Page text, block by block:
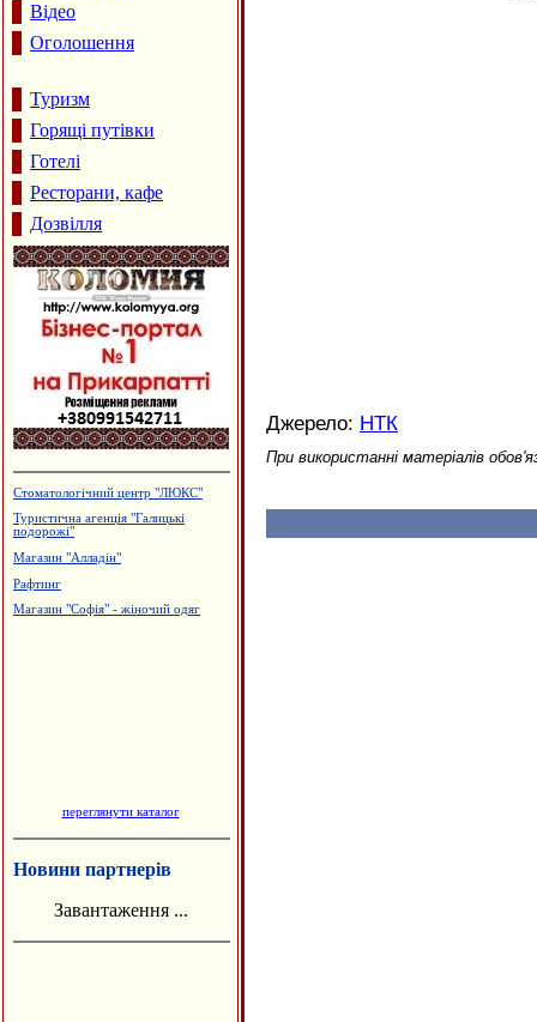
Відео
Оголошення
Туризм
Горящі путівки
Готелі
Ресторани, кафе
Дозвілля
Вироби з нержавіючої сталі
Виготовлення зовнішньої реклами,
агенція "Колібрі"
Виробництво солоду, ВАТ
переглянути каталог
Новини партнерів
Завантаження ...
Джерело: НТК
При використанні матеріалів